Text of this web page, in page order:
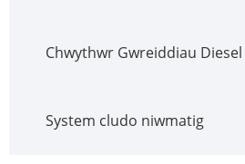
Chwythwr Gwreiddiau Diesel
System cludo niwmatig